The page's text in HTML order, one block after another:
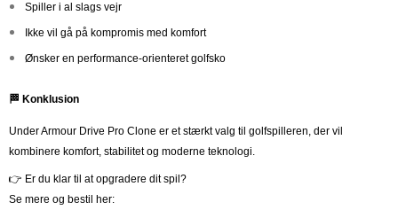
Spiller i al slags vejr
Ikke vil gå på kompromis med komfort
Ønsker en performance-orienteret golfsko
🏁 Konklusion
Under Armour Drive Pro Clone er et stærkt valg til golfspilleren, der vil
kombinere komfort, stabilitet og moderne teknologi.
👉 Er du klar til at opgradere dit spil?
Se mere og bestil her: